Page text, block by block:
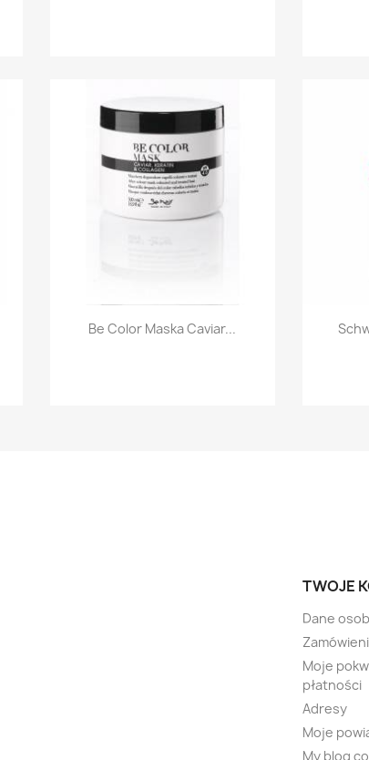
Szybki podgląd
Be Color Maska Caviar...
TWOJE
Dane
Moje
płatności
Adresy
Moje
My blog